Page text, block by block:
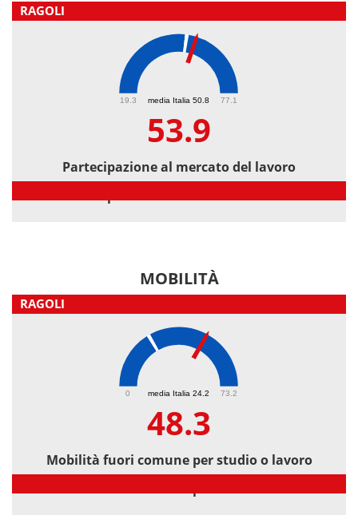
RAGOLI
media Italia 50.8
19.3 77.1
53.9
Partecipazione al mercato del lavoro
MOBILITÀ
RAGOLI
media Italia 24.2
0 73.2
48.3
Mobilità fuori comune per studio o lavoro